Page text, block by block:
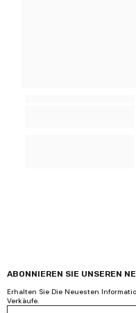
ABONNIEREN SIE UNSEREN
Erhalten Sie Die Neuesten
Verkäufe.